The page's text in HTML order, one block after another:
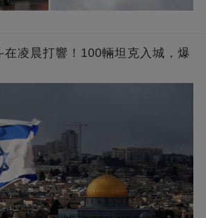
在凌晨打響！100輛坦克入城，爆